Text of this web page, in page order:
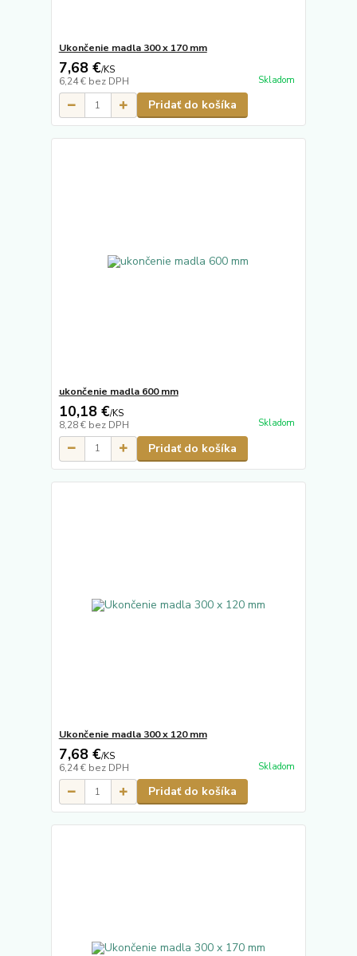
Ukončenie madla 300 x 170 mm
7,68 €/KS
6,24 € bez DPH Skladom
Pridať do košíka
ukončenie madla 600 mm
10,18 €/KS
8,28 € bez DPH Skladom
Pridať do košíka
Ukončenie madla 300 x 120 mm
7,68 €/KS
6,24 € bez DPH Skladom
Pridať do košíka